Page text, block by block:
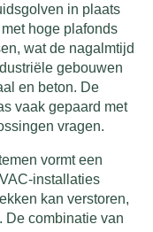
in plaats
hoge plafonds
wat de nagalmtijd
gebouwen
en beton. De
vaak gepaard met
vragen.
vormt een
installaties
kan verstoren,
De combinatie van